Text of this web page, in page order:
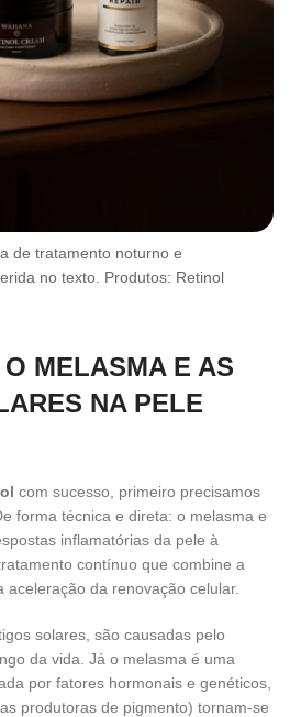
de tratamento noturno e
no texto. Produtos: Retinol
MELASMA E AS
NA PELE
com sucesso, primeiro precisamos
forma técnica e direta: o melasma e
inflamatórias da pele à
contínuo que combine a
aceleração da renovação celular.
solares, são causadas pelo
da vida. Já o melasma é uma
por fatores hormonais e genéticos,
produtoras de pigmento) tornam-se